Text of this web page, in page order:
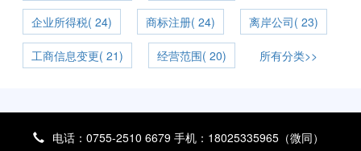
企业所得税( 24) 商标注册( 24) 离岸公司( 23)
工商信息变更( 21) 经营范围( 20) 所有分类>>
电话：0755-2510 6679 手机：18025335965（微同）